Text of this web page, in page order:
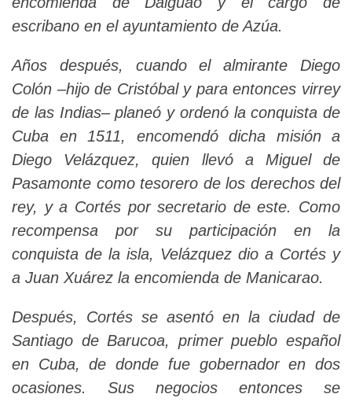
escribano en el ayuntamiento de Azúa.
Años después, cuando el almirante Diego
Colón –hijo de Cristóbal y para entonces virrey
de las Indias– planeó y ordenó la conquista de
Cuba en 1511, encomendó dicha misión a
Diego Velázquez, quien llevó a Miguel de
Pasamonte como tesorero de los derechos del
rey, y a Cortés por secretario de este. Como
recompensa por su participación en la
conquista de la isla, Velázquez dio a Cortés y
a Juan Xuárez la encomienda de Manicarao.
Después, Cortés se asentó en la ciudad de
Santiago de Barucoa, primer pueblo español
en Cuba, de donde fue gobernador en dos
ocasiones. Sus negocios entonces se